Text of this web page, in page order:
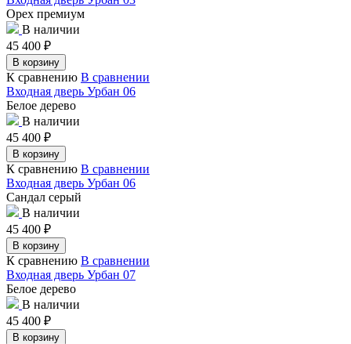
Орех премиум
В наличии
45 400 ₽
В корзину
К сравнению В сравнении
Входная дверь Урбан 06
Белое дерево
В наличии
45 400 ₽
В корзину
К сравнению В сравнении
Входная дверь Урбан 06
Сандал серый
В наличии
45 400 ₽
В корзину
К сравнению В сравнении
Входная дверь Урбан 07
Белое дерево
В наличии
45 400 ₽
В корзину